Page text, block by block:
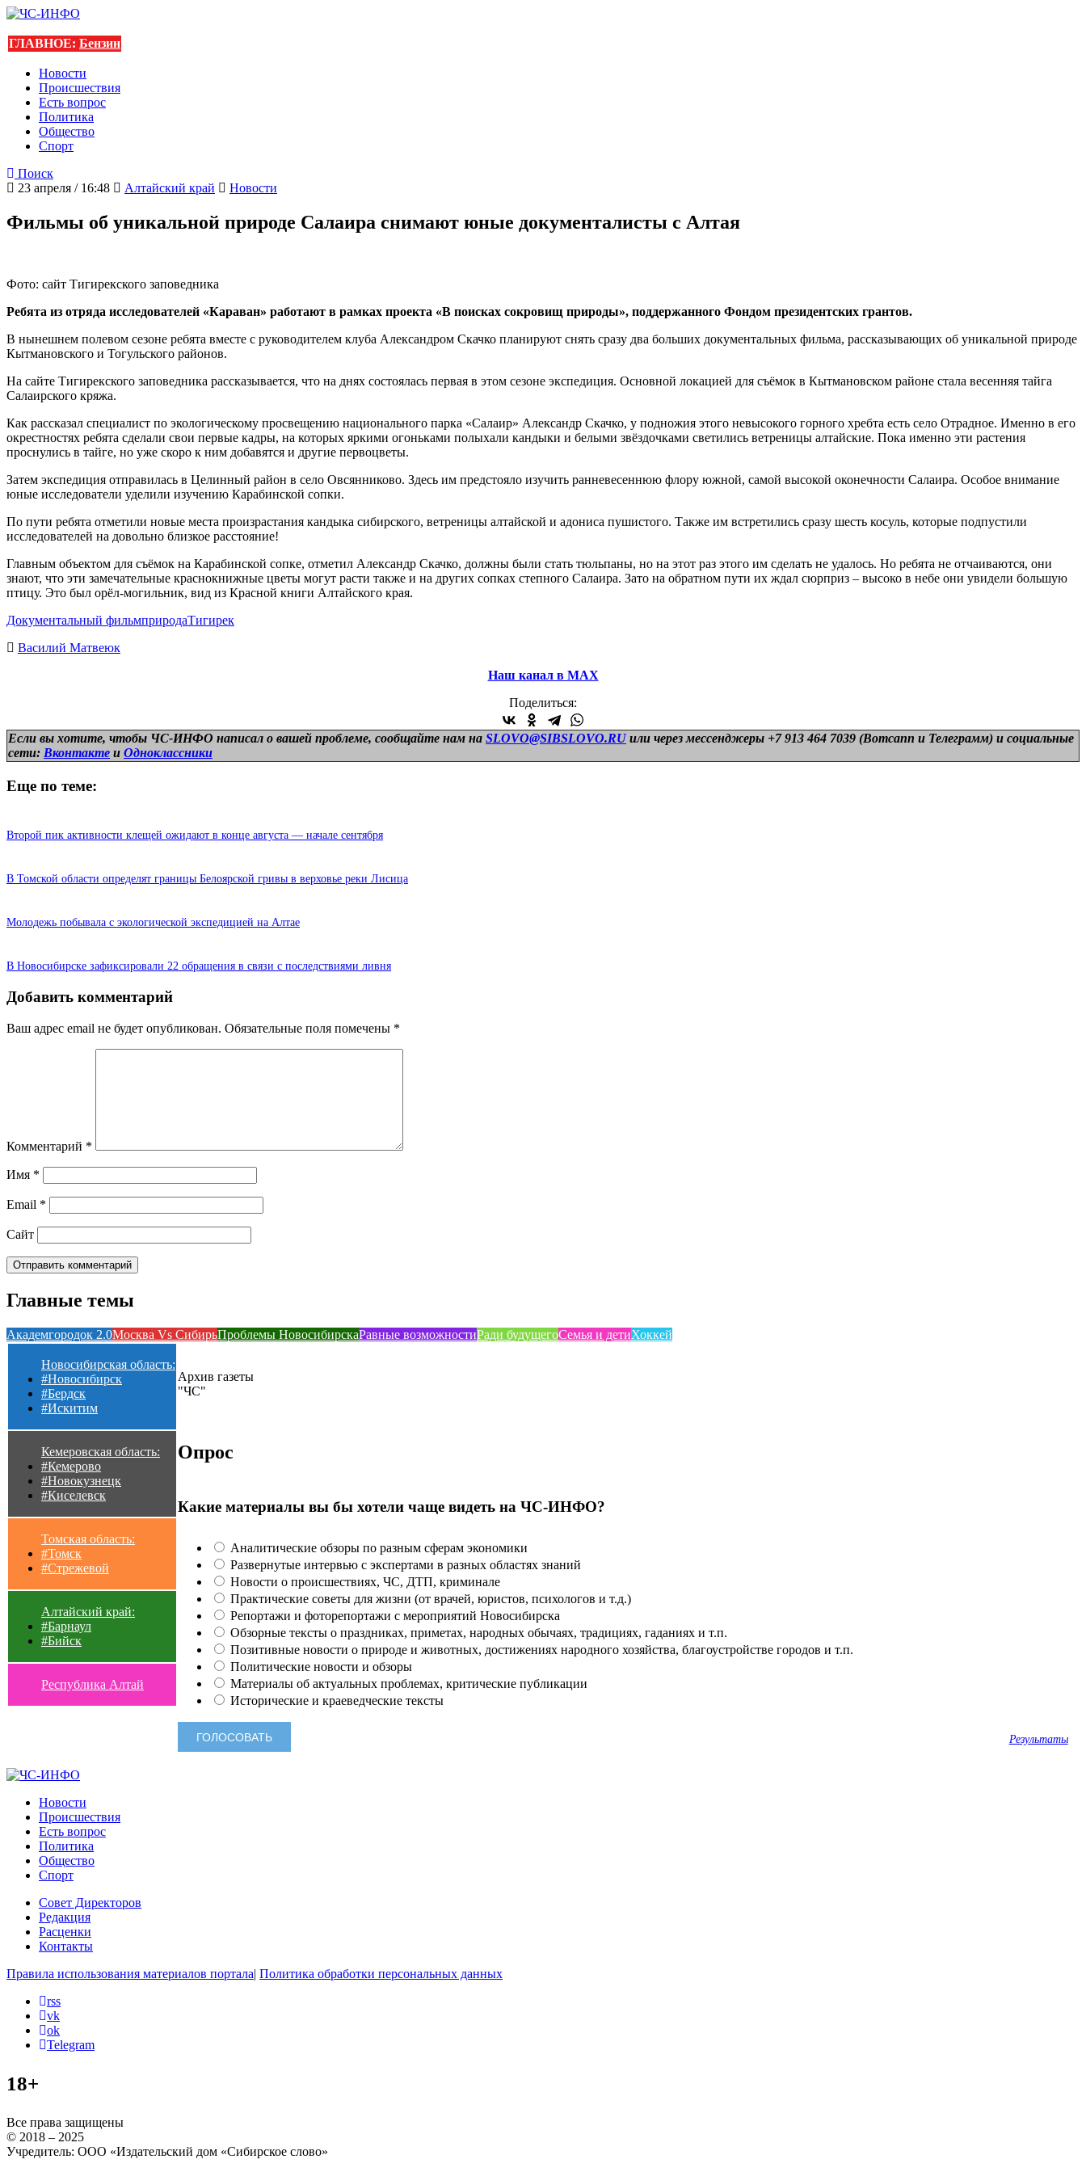
ГЛАВНОЕ: Бензин
Новости
Происшествия
Есть вопрос
Политика
Общество
Спорт
Поиск
23 апреля / 16:48
Алтайский край Новости
Фильмы об уникальной природе Салаира снимают юные документалисты с Алтая
Фото: сайт Тигирекского заповедника
Ребята из отряда исследователей «Караван» работают в рамках проекта «В поисках сокровищ природы», поддержанного Фондом президентских грантов.
В нынешнем полевом сезоне ребята вместе с руководителем клуба Александром Скачко планируют снять сразу два больших документальных фильма, рассказывающих об уникальной природе
Кытмановского и Тогульского районов.
На сайте Тигирекского заповедника рассказывается, что на днях состоялась первая в этом сезоне экспедиция. Основной локацией для съёмок в Кытмановском районе стала весенняя тайга
Салаирского кряжа.
Как рассказал специалист по экологическому просвещению национального парка «Салаир» Александр Скачко, у подножия этого невысокого горного хребта есть село Отрадное. Именно в его
окрестностях ребята сделали свои первые кадры, на которых яркими огоньками полыхали кандыки и белыми звёздочками светились ветреницы алтайские. Пока именно эти растения
проснулись в тайге, но уже скоро к ним добавятся и другие первоцветы.
Затем экспедиция отправилась в Целинный район в село Овсянниково. Здесь им предстояло изучить ранневесеннюю флору южной, самой высокой оконечности Салаира. Особое внимание
юные исследователи уделили изучению Карабинской сопки.
По пути ребята отметили новые места произрастания кандыка сибирского, ветреницы алтайской и адониса пушистого. Также им встретились сразу шесть косуль, которые подпустили
исследователей на довольно близкое расстояние!
Главным объектом для съёмок на Карабинской сопке, отметил Александр Скачко, должны были стать тюльпаны, но на этот раз этого им сделать не удалось. Но ребята не отчаиваются, они
знают, что эти замечательные краснокнижные цветы могут расти также и на других сопках степного Салаира. Зато на обратном пути их ждал сюрприз – высоко в небе они увидели большую
птицу. Это был орёл-могильник, вид из Красной книги Алтайского края.
Документальный фильмприродаТигирек
Василий Матвеюк
Наш канал в МАХ
Поделиться:
Если вы хотите, чтобы ЧС-ИНФО написал о вашей проблеме, сообщайте нам на SLOVO@SIBSLOVO.RU или через мессенджеры +7 913 464 7039 (Вотсапп и Телеграмм) и социальные
сети: Вконтакте и Одноклассники
Еще по теме:
Второй пик активности клещей ожидают в конце августа — начале сентября
В Томской области определят границы Белоярской гривы в верховье реки Лисица
Молодежь побывала с экологической экспедицией на Алтае
В Новосибирске зафиксировали 22 обращения в связи с последствиями ливня
Добавить комментарий
Ваш адрес email не будет опубликован. Обязательные поля помечены *
Комментарий *
Имя *
Email *
Сайт
Главные темы
Академгородок 2.0Москва Vs СибирьПроблемы НовосибирскаРавные возможностиРади будущегоСемья и детиХоккей
Новосибирская область:
#Новосибирск
#Бердск
#Искитим
Кемеровская область:
#Кемерово
#Новокузнецк
#Киселевск
Томская область:
#Томск
#Стрежевой
Алтайский край:
#Барнаул
#Бийск
Республика Алтай
Архив газеты
"ЧС"
Опрос
Какие материалы вы бы хотели чаще видеть на ЧС-ИНФО?
Аналитические обзоры по разным сферам экономики
Развернутые интервью с экспертами в разных областях знаний
Новости о происшествиях, ЧС, ДТП, криминале
Практические советы для жизни (от врачей, юристов, психологов и т.д.)
Репортажи и фоторепортажи с мероприятий Новосибирска
Обзорные тексты о праздниках, приметах, народных обычаях, традициях, гаданиях и т.п.
Позитивные новости о природе и животных, достижениях народного хозяйства, благоустройстве городов и т.п.
Политические новости и обзоры
Материалы об актуальных проблемах, критические публикации
Исторические и краеведческие тексты
Результаты
Новости
Происшествия
Есть вопрос
Политика
Общество
Спорт
Совет Директоров
Редакция
Расценки
Контакты
Правила использования материалов портала| Политика обработки персональных данных
rss
vk
ok
Telegram
18+
Все права защищены
© 2018 – 2025
Учредитель: ООО «Издательский дом «Сибирское слово»